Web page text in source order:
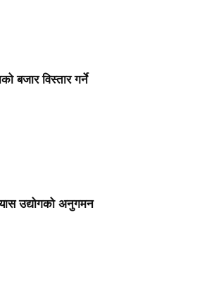
बजार विस्तार गर्ने
उद्योगको अनुगमन